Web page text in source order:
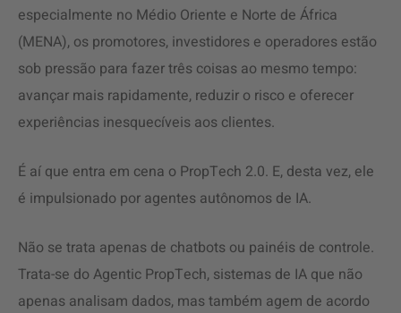
especialmente no Médio Oriente e Norte de África
(MENA), os promotores, investidores e operadores estão
sob pressão para fazer três coisas ao mesmo tempo:
avançar mais rapidamente, reduzir o risco e oferecer
experiências inesquecíveis aos clientes.
É aí que entra em cena o PropTech 2.0. E, desta vez, ele
é impulsionado por agentes autônomos de IA.
Não se trata apenas de chatbots ou painéis de controle.
Trata-se do Agentic PropTech, sistemas de IA que não
apenas analisam dados, mas também agem de acordo